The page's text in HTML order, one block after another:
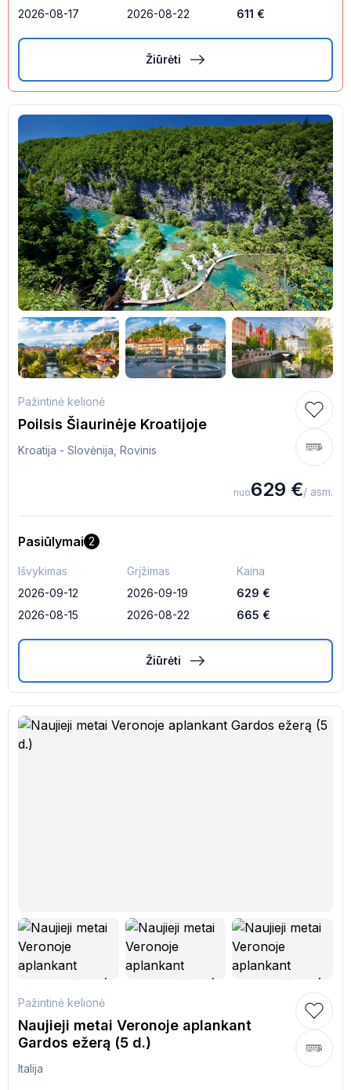
2026-08-17 2026-08-22 611 €
Žiūrėti
Pažintinė kelionė
Poilsis Šiaurinėje Kroatijoje
Kroatija - Slovėnija, Rovinis
nuo629 €/ asm.
Pasiūlymai 2
Išvykimas Grįžimas
Kaina
2026-09-12
2026-09-19 629 €
2026-08-15
2026-08-22 665 €
Žiūrėti
Pažintinė kelionė
Naujieji metai Veronoje aplankant
Gardos ežerą (5 d.)
Italija